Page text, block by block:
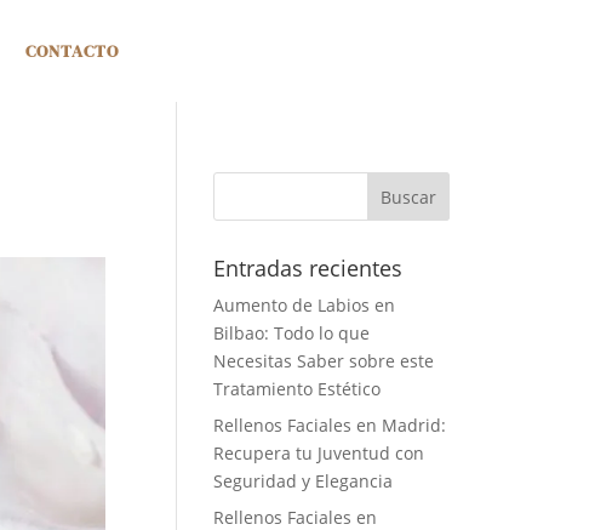
CONTACTO
Entradas recientes
Aumento de Labios en
Bilbao: Todo lo que
Necesitas Saber sobre este
Tratamiento Estético
Rellenos Faciales en Madrid:
Recupera tu Juventud con
Seguridad y Elegancia
Rellenos Faciales en